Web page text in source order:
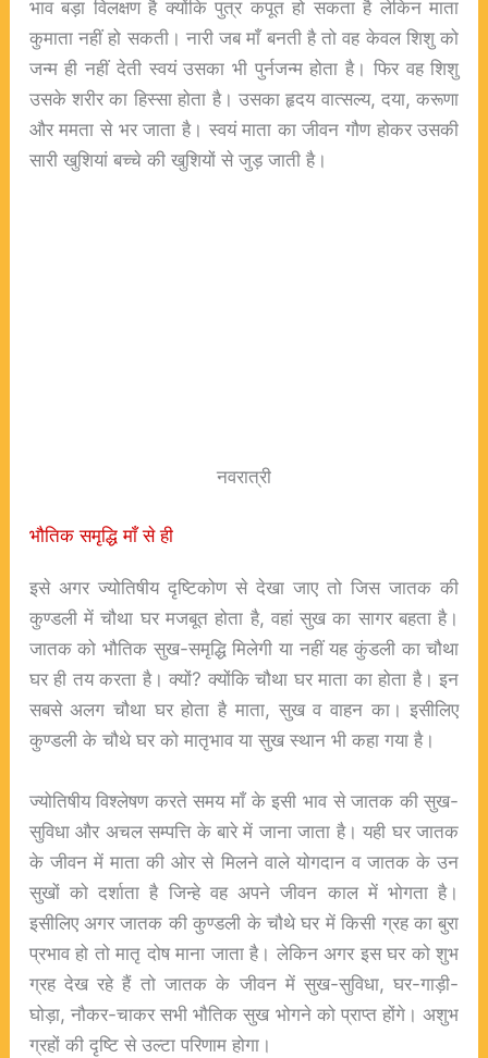
भाव बड़ा विलक्षण है क्योंकि पुत्र कपूत हो सकता है लेकिन माता
कुमाता नहीं हो सकती। नारी जब माँ बनती है तो वह केवल शिशु को
जन्म ही नहीं देती स्वयं उसका भी पुर्नजन्म होता है। फिर वह शिशु
उसके शरीर का हिस्सा होता है। उसका हृदय वात्सल्य, दया, करूणा
और ममता से भर जाता है। स्वयं माता का जीवन गौण होकर उसकी
सारी खुशियां बच्चे की खुशियों से जुड़ जाती है।
नवरात्री
भौतिक समृद्धि माँ से ही
इसे अगर ज्योतिषीय दृष्टिकोण से देखा जाए तो जिस जातक की
कुण्डली में चौथा घर मजबूत होता है, वहां सुख का सागर बहता है।
जातक को भौतिक सुख-समृद्धि मिलेगी या नहीं यह कुंडली का चौथा
घर ही तय करता है। क्यों? क्योंकि चौथा घर माता का होता है। इन
सबसे अलग चौथा घर होता है माता, सुख व वाहन का। इसीलिए
कुण्डली के चौथे घर को मातृभाव या सुख स्थान भी कहा गया है।
ज्योतिषीय विश्लेषण करते समय माँ के इसी भाव से जातक की सुख-
सुविधा और अचल सम्पत्ति के बारे में जाना जाता है। यही घर जातक
के जीवन में माता की ओर से मिलने वाले योगदान व जातक के उन
सुखों को दर्शाता है जिन्हे वह अपने जीवन काल में भोगता है।
इसीलिए अगर जातक की कुण्डली के चौथे घर में किसी ग्रह का बुरा
प्रभाव हो तो मातृ दोष माना जाता है। लेकिन अगर इस घर को शुभ
ग्रह देख रहे हैं तो जातक के जीवन में सुख-सुविधा, घर-गाड़ी-
घोड़ा, नौकर-चाकर सभी भौतिक सुख भोगने को प्राप्त होंगे। अशुभ
ग्रहों की दृष्टि से उल्टा परिणाम होगा।